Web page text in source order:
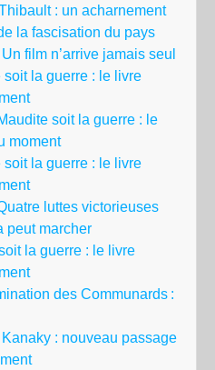
: un acharnement
la fascisation du pays
Un film n’arrive jamais seul
soit la guerre : le livre
soit la guerre : le
moment
soit la guerre : le livre
luttes victorieuses
peut marcher
la guerre : le livre
des Communards :
Kanaky : nouveau passage